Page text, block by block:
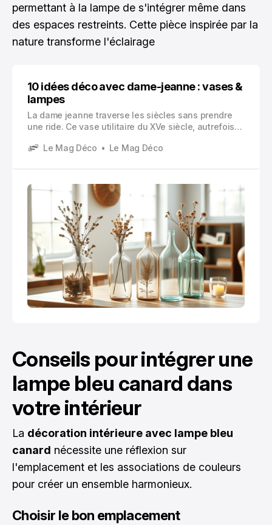
permettant à la lampe de s'intégrer même dans
des espaces restreints. Cette pièce inspirée par la
nature transforme l'éclairage
10 idées déco avec dame-jeanne : vases &
lampes
La dame jeanne traverse les siècles sans prendre
une ride. Ce vase utilitaire du XVe siècle, autrefois
métamorphosé en véritable icône de la dame jeanne
Le Mag Déco Le Mag Déco
Conseils pour intégrer une
lampe bleu canard dans
votre intérieur
La décoration intérieure avec lampe bleu
canard nécessite une réflexion sur
l'emplacement et les associations de couleurs
pour créer un ensemble harmonieux.
Choisir le bon emplacement